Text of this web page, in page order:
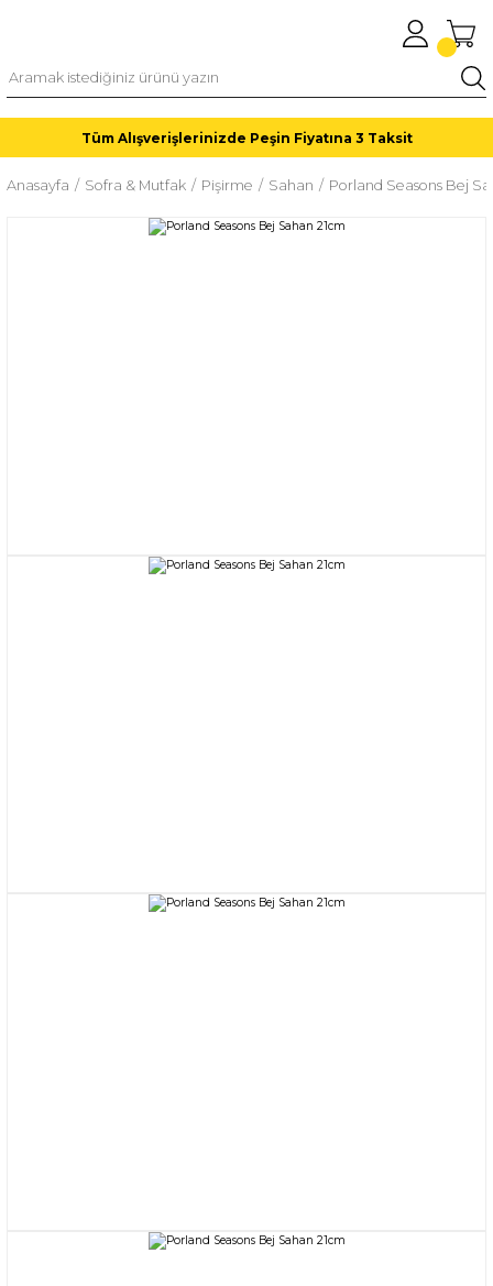
Tüm Alışverişlerinizde Peşin Fiyatına 3 Taksit
Anasayfa Sofra & Mutfak Pişirme Sahan Porland Seasons Bej